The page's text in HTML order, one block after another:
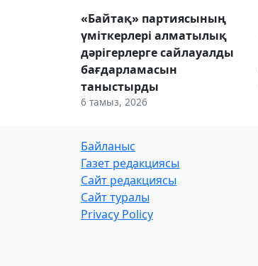
«Байтақ» партиясының
үміткерлері алматылық
дәрігерлерге сайлауалды
бағдарламасын
таныстырды
6 тамыз, 2026
Байланыс
Газет редакциясы
Сайт редакциясы
Сайт туралы
Privacy Policy